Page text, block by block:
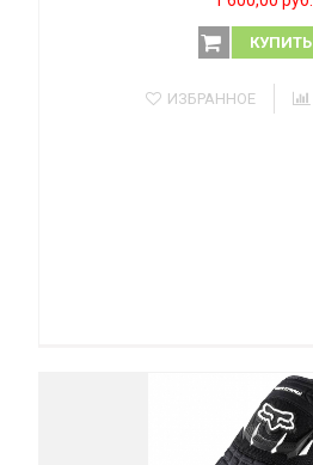
КУПИТЬ
ИЗБРАННОЕ